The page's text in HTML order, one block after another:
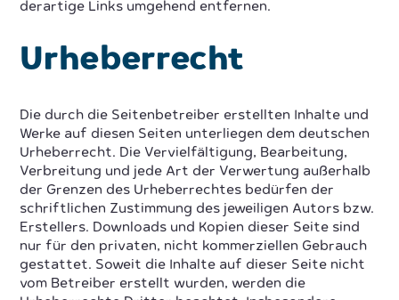
derartige Links umgehend entfernen.
Urheberrecht
Die durch die Seitenbetreiber erstellten Inhalte und
Werke auf diesen Seiten unterliegen dem deutschen
Urheberrecht. Die Vervielfältigung, Bearbeitung,
Verbreitung und jede Art der Verwertung außerhalb
der Grenzen des Urheberrechtes bedürfen der
schriftlichen Zustimmung des jeweiligen Autors bzw.
Erstellers. Downloads und Kopien dieser Seite sind
nur für den privaten, nicht kommerziellen Gebrauch
gestattet. Soweit die Inhalte auf dieser Seite nicht
vom Betreiber erstellt wurden, werden die